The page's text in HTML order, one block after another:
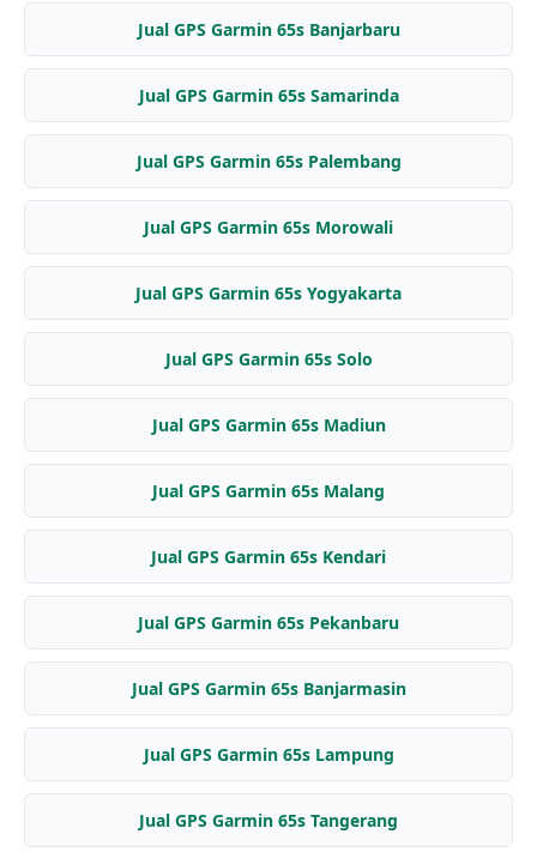
Jual GPS Garmin 65s Banjarbaru
Jual GPS Garmin 65s Samarinda
Jual GPS Garmin 65s Palembang
Jual GPS Garmin 65s Morowali
Jual GPS Garmin 65s Yogyakarta
Jual GPS Garmin 65s Solo
Jual GPS Garmin 65s Madiun
Jual GPS Garmin 65s Malang
Jual GPS Garmin 65s Kendari
Jual GPS Garmin 65s Pekanbaru
Jual GPS Garmin 65s Banjarmasin
Jual GPS Garmin 65s Lampung
Jual GPS Garmin 65s Tangerang